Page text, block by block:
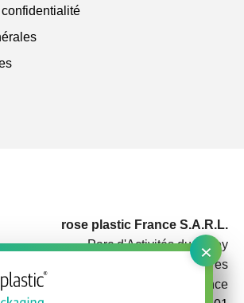
×
rose plastic France S.A.R.L.
Parc d'Activités du Rotey
73460 Notre Dame des Millières
France